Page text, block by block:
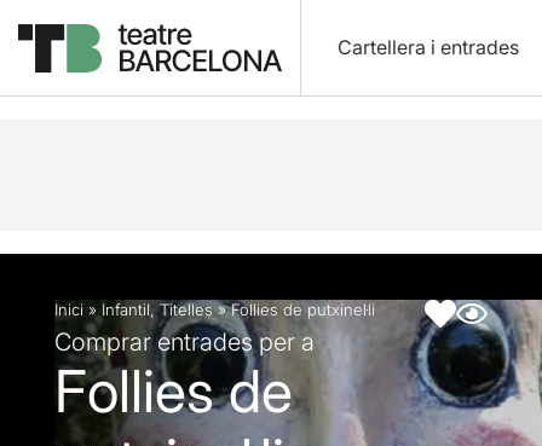
Cartellera i entrades
Descripció Fitxa artística Fotos i vídeos
Inici » Infantil,Titelles»Follies de putxinel·li
Comprar entrades per a
Follies de